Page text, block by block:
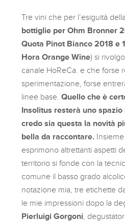
Tre vini che per l’esiguità
bottiglie per Ohm Bronner
Quota Pinot Bianco 2018 e
Hora Orange Wine) si
canale HoReCa. e che forse
sperimentazione, forse
linee base.Quello che è
Insolitus resterà uno
credo sia questa la novità
bella da raccontare.
esprimono altrettanti aspetti
territorio si fonde con la
comune il basso grado
notazione mia, tre etichette
le mie impressioni dopo la
Pierluigi Gorgoni ,